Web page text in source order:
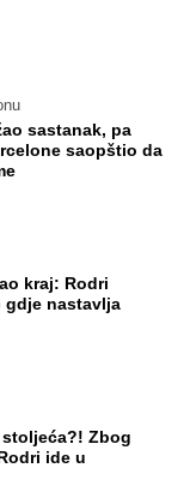
sastanak, pa
saopštio da
kraj: Rodri
gdje nastavlja
stoljeća?! Zbog
ide u